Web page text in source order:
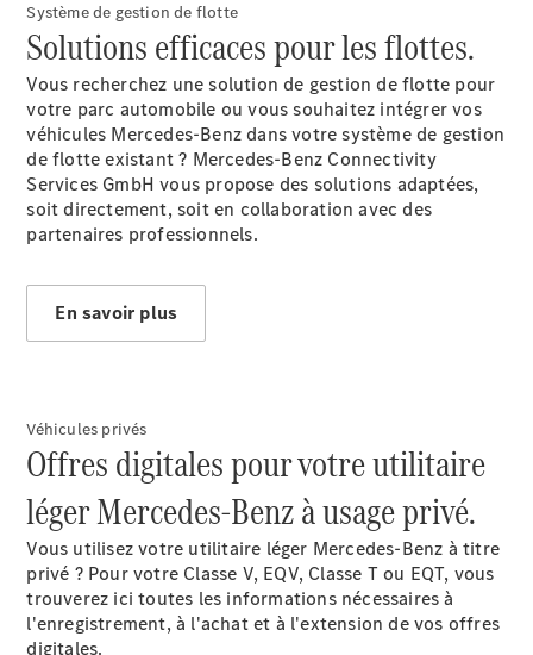
Système de gestion de flotte
Solutions efficaces pour les flottes.
Vous recherchez une solution de gestion de flotte pour
votre parc automobile ou vous souhaitez intégrer vos
véhicules Mercedes-Benz dans votre système de gestion
de flotte existant ? Mercedes-Benz Connectivity
Services GmbH vous propose des solutions adaptées,
soit directement, soit en collaboration avec des
partenaires professionnels.
En savoir plus
Véhicules privés
Offres digitales pour votre utilitaire
léger Mercedes-Benz à usage privé.
Vous utilisez votre utilitaire léger Mercedes-Benz à titre
privé ? Pour votre Classe V, EQV, Classe T ou EQT, vous
trouverez ici toutes les informations nécessaires à
l'enregistrement, à l'achat et à l'extension de vos offres
digitales.